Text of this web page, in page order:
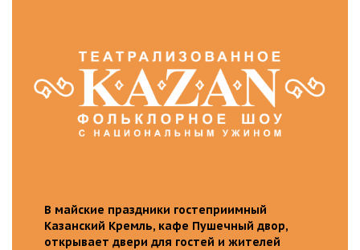
В майские праздники гостеприимный
Казанский Кремль, кафе Пушечный двор,
открывает двери для гостей и жителей